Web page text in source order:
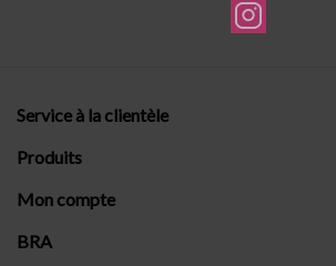
Service à la clientèle
Produits
Mon compte
BRA